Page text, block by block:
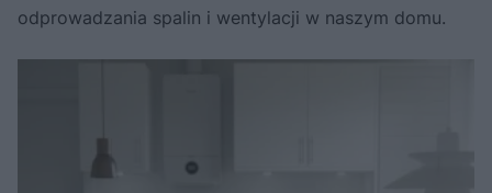
odprowadzania spalin i wentylacji w naszym domu.